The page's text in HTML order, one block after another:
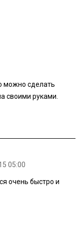
можно сделать
своими руками.
05:00
очень быстро и